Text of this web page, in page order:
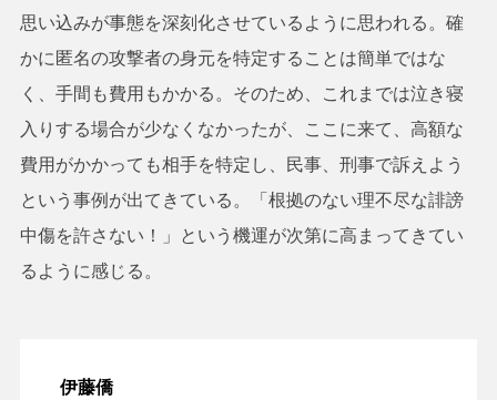
思い込みが事態を深刻化させているように思われる。確
かに匿名の攻撃者の身元を特定することは簡単ではな
く、手間も費用もかかる。そのため、これまでは泣き寝
入りする場合が少なくなかったが、ここに来て、高額な
費用がかかっても相手を特定し、民事、刑事で訴えよう
という事例が出てきている。「根拠のない理不尽な誹謗
中傷を許さない！」という機運が次第に高まってきてい
るように感じる。
伊藤僑